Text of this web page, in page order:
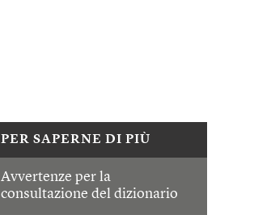
PER SAPERNE DI PIÙ
Avvertenze per la
consultazione del dizionario